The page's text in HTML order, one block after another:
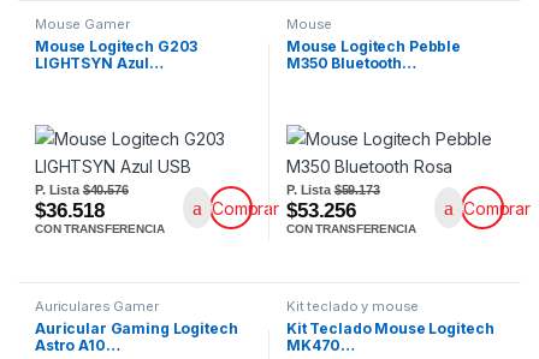
Mouse Gamer
Mouse Logitech G203
LIGHTSYN Azul…
P. Lista$40.576
$36.518
CON TRANSFERENCIA
Comprar
Mouse
Mouse Logitech Pebble
M350 Bluetooth…
P. Lista$59.173
$53.256
CON TRANSFERENCIA
Comprar
Auriculares Gamer
Auricular Gaming Logitech
Astro A10…
Kit teclado y mouse
Kit Teclado Mouse Logitech
MK470…